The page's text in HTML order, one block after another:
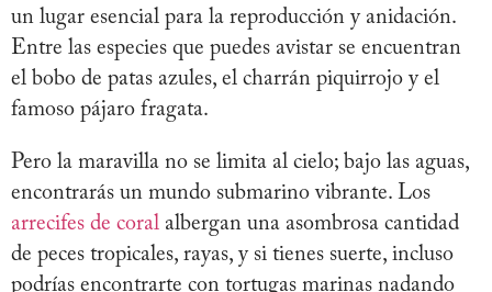
un lugar esencial para la reproducción y anidación.
Entre las especies que puedes avistar se encuentran
el bobo de patas azules, el charrán piquirrojo y el
famoso pájaro fragata.
Pero la maravilla no se limita al cielo; bajo las aguas,
encontrarás un mundo submarino vibrante. Los
arrecifes de coral albergan una asombrosa cantidad
de peces tropicales, rayas, y si tienes suerte, incluso
podrías encontrarte con tortugas marinas nadando